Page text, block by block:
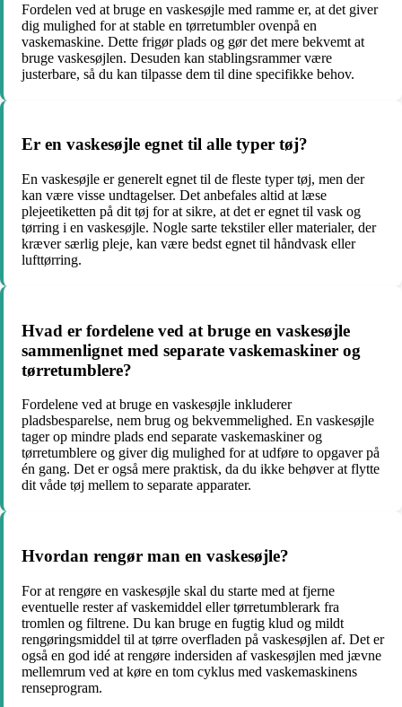
Fordelen ved at bruge en vaskesøjle med ramme er, at det giver
dig mulighed for at stable en tørretumbler ovenpå en
vaskemaskine. Dette frigør plads og gør det mere bekvemt at
bruge vaskesøjlen. Desuden kan stablingsrammer være
justerbare, så du kan tilpasse dem til dine specifikke behov.
Er en vaskesøjle egnet til alle typer tøj?
En vaskesøjle er generelt egnet til de fleste typer tøj, men der
kan være visse undtagelser. Det anbefales altid at læse
plejeetiketten på dit tøj for at sikre, at det er egnet til vask og
tørring i en vaskesøjle. Nogle sarte tekstiler eller materialer, der
kræver særlig pleje, kan være bedst egnet til håndvask eller
lufttørring.
Hvad er fordelene ved at bruge en vaskesøjle
sammenlignet med separate vaskemaskiner og
tørretumblere?
Fordelene ved at bruge en vaskesøjle inkluderer
pladsbesparelse, nem brug og bekvemmelighed. En vaskesøjle
tager op mindre plads end separate vaskemaskiner og
tørretumblere og giver dig mulighed for at udføre to opgaver på
én gang. Det er også mere praktisk, da du ikke behøver at flytte
dit våde tøj mellem to separate apparater.
Hvordan rengør man en vaskesøjle?
For at rengøre en vaskesøjle skal du starte med at fjerne
eventuelle rester af vaskemiddel eller tørretumblerark fra
tromlen og filtrene. Du kan bruge en fugtig klud og mildt
rengøringsmiddel til at tørre overfladen på vaskesøjlen af. Det er
også en god idé at rengøre indersiden af vaskesøjlen med jævne
mellemrum ved at køre en tom cyklus med vaskemaskinens
renseprogram.